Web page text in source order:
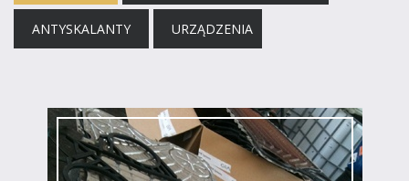
ANTYSKALANTY URZĄDZENIA